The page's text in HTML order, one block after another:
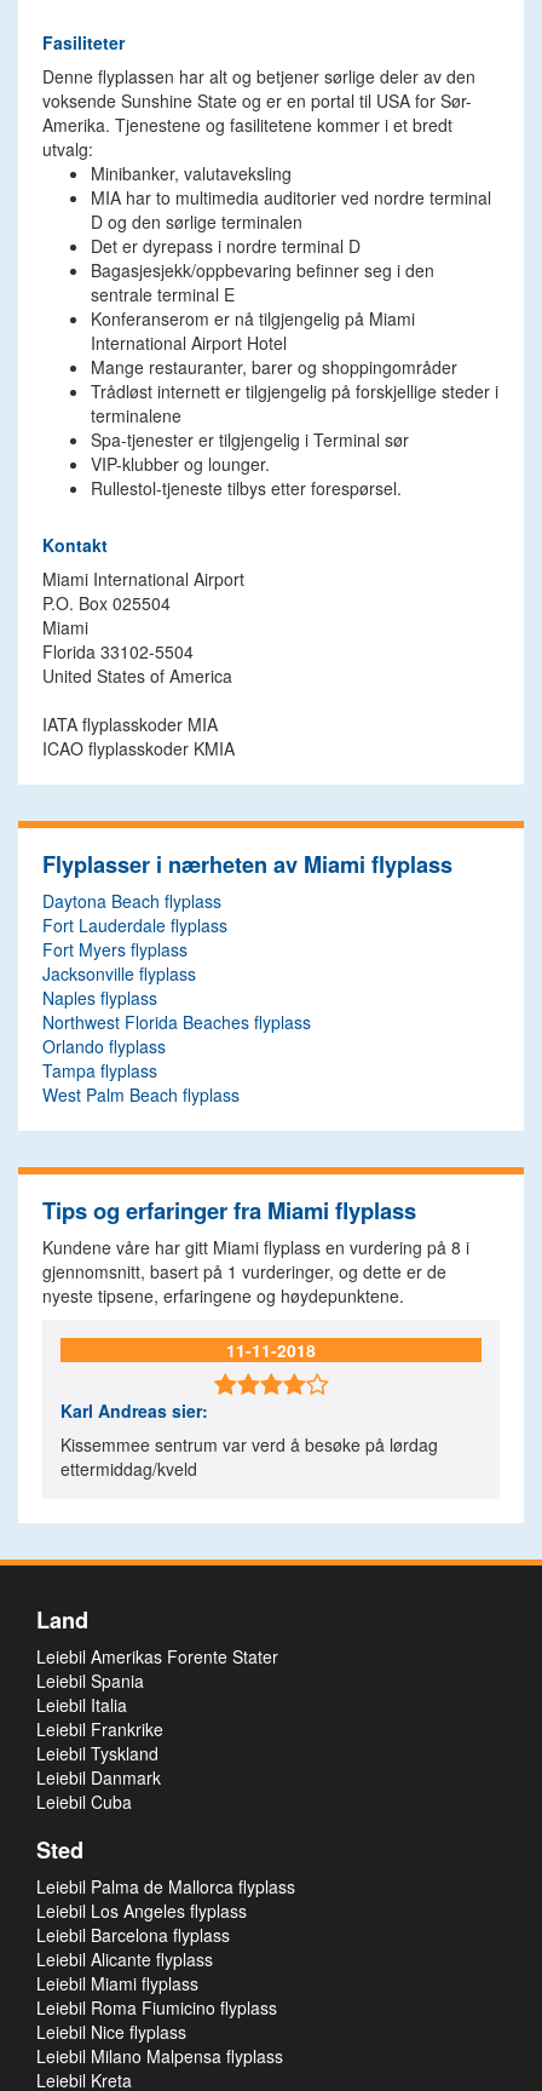
Fasiliteter
Denne flyplassen har alt og betjener sørlige deler av den
voksende Sunshine State og er en portal til USA for Sør-
Amerika. Tjenestene og fasilitetene kommer i et bredt
utvalg:
Minibanker, valutaveksling
MIA har to multimedia auditorier ved nordre terminal
D og den sørlige terminalen
Det er dyrepass i nordre terminal D
Bagasjesjekk/oppbevaring befinner seg i den
sentrale terminal E
Konferanserom er nå tilgjengelig på Miami
International Airport Hotel
Mange restauranter, barer og shoppingområder
Trådløst internett er tilgjengelig på forskjellige steder i
terminalene
Spa-tjenester er tilgjengelig i Terminal sør
VIP-klubber og lounger.
Rullestol-tjeneste tilbys etter forespørsel.
Kontakt
Miami International Airport
P.O. Box 025504
Miami
Florida 33102-5504
United States of America
IATA flyplasskoder MIA
ICAO flyplasskoder KMIA
Flyplasser i nærheten av Miami flyplass
Daytona Beach flyplass
Fort Lauderdale flyplass
Fort Myers flyplass
Jacksonville flyplass
Naples flyplass
Northwest Florida Beaches flyplass
Orlando flyplass
Tampa flyplass
West Palm Beach flyplass
Tips og erfaringer fra Miami flyplass
Kundene våre har gitt Miami flyplass en vurdering på 8 i
gjennomsnitt, basert på 1 vurderinger, og dette er de
nyeste tipsene, erfaringene og høydepunktene.
11-11-2018

Karl Andreas sier:
Kissemmee sentrum var verd å besøke på lørdag
ettermiddag/kveld
Land
Leiebil Amerikas Forente Stater
Leiebil Spania
Leiebil Italia
Leiebil Frankrike
Leiebil Tyskland
Leiebil Danmark
Leiebil Cuba
Sted
Leiebil Palma de Mallorca flyplass
Leiebil Los Angeles flyplass
Leiebil Barcelona flyplass
Leiebil Alicante flyplass
Leiebil Miami flyplass
Leiebil Roma Fiumicino flyplass
Leiebil Nice flyplass
Leiebil Milano Malpensa flyplass
Leiebil Kreta